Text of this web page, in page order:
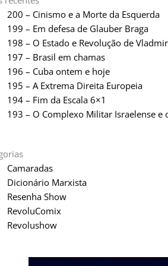
200 – Cinismo e a Morte da Esquerda
199 – Em defesa de Glauber Braga
198 – O Estado e Revolução de
197 – Brasil em chamas
196 – Cuba ontem e hoje
195 – A Extrema Direita Europeia
194 – Fim da Escala 6×1
193 – O Complexo Militar Israelense e
Camaradas
Dicionário Marxista
Resenha Show
RevoluComix
Revolushow